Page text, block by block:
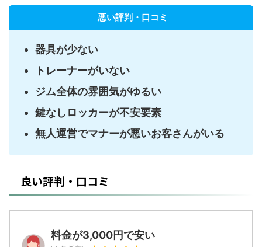
悪い評判・口コミ
器具が少ない
トレーナーがいない
ジム全体の雰囲気がゆるい
鍵なしロッカーが不安要素
無人運営でマナーが悪いお客さんがいる
良い評判・口コミ
料金が3,000円で安い